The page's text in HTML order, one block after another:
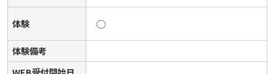
体験 ○
体験備考